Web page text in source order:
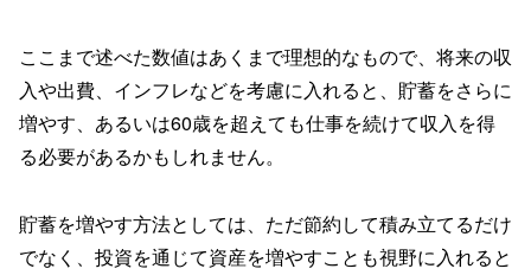
ここまで述べた数値はあくまで理想的なもので、将来の収
入や出費、インフレなどを考慮に入れると、貯蓄をさらに
増やす、あるいは60歳を超えても仕事を続けて収入を得
る必要があるかもしれません。
貯蓄を増やす方法としては、ただ節約して積み立てるだけ
でなく、投資を通じて資産を増やすことも視野に入れると